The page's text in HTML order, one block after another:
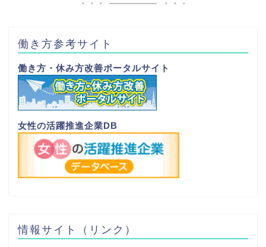
働き方参考サイト
働き方・休み方改善ポータルサイト
女性の活躍推進企業DB
情報サイト（リンク）